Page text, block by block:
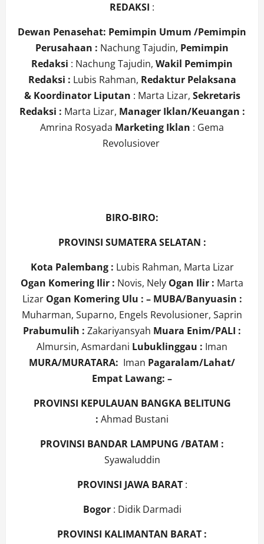
REDAKSI :
Dewan Penasehat: Pemimpin Umum /Pemimpin
Perusahaan : Nachung Tajudin, Pemimpin
Redaksi : Nachung Tajudin, Wakil Pemimpin
Redaksi : Lubis Rahman, Redaktur Pelaksana
& Koordinator Liputan : Marta Lizar, Sekretaris
Redaksi : Marta Lizar, Manager Iklan/Keuangan :
Amrina Rosyada Marketing Iklan : Gema
Revolusiover
BIRO-BIRO:
PROVINSI SUMATERA SELATAN :
Kota Palembang : Lubis Rahman, Marta Lizar
Ogan Komering Ilir : Novis, Nely Ogan Ilir : Marta
Lizar Ogan Komering Ulu : – MUBA/Banyuasin :
Muharman, Suparno, Engels Revolusioner, Saprin
Prabumulih : Zakariyansyah Muara Enim/PALI :
Almursin, Asmardani Lubuklinggau : Iman
MURA/MURATARA: Iman Pagaralam/Lahat/
Empat Lawang: –
PROVINSI KEPULAUAN BANGKA BELITUNG
: Ahmad Bustani
PROVINSI BANDAR LAMPUNG /BATAM :
Syawaluddin
PROVINSI JAWA BARAT:
Bogor: Didik Darmadi
PROVINSI KALIMANTAN BARAT :